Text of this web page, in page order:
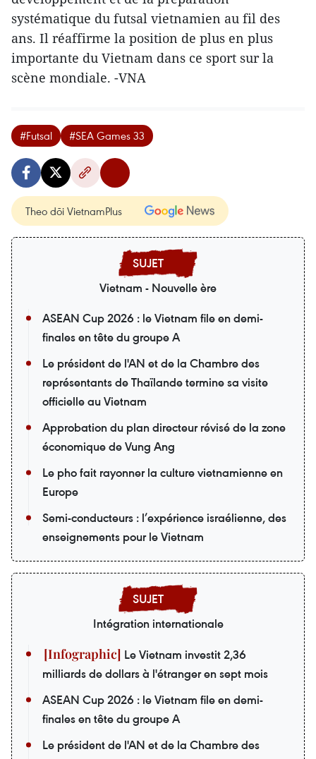
systématique du futsal vietnamien au fil des
ans. Il réaffirme la position de plus en plus
importante du Vietnam dans ce sport sur la
scène mondiale. -VNA
#Futsal #SEA Games 33
Theo dõi VietnamPlus
Vietnam - Nouvelle ère
ASEAN Cup 2026 : le Vietnam file en demi-
finales en tête du groupe A
Le président de l'AN et de la Chambre des
représentants de Thaïlande termine sa visite
officielle au Vietnam
Approbation du plan directeur révisé de la zone
économique de Vung Ang
Le pho fait rayonner la culture vietnamienne en
Europe
Semi-conducteurs : l’expérience israélienne, des
enseignements pour le Vietnam
Intégration internationale
Le Vietnam investit 2,36
milliards de dollars à l'étranger en sept mois
ASEAN Cup 2026 : le Vietnam file en demi-
finales en tête du groupe A
Le président de l'AN et de la Chambre des